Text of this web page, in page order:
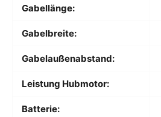
Gabellänge:
Gabelbreite:
Gabelaußenabstand:
Leistung Hubmotor:
Batterie: